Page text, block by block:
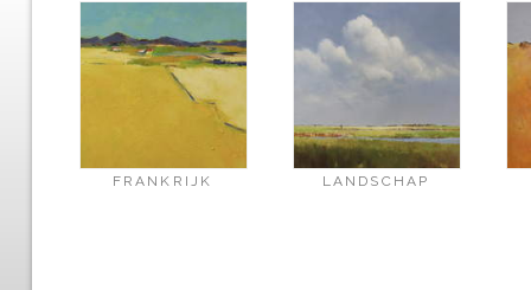
FRANKRIJK LANDSCHAP